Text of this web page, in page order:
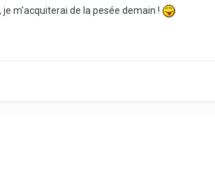
m'acquiterai de la pesée demain !